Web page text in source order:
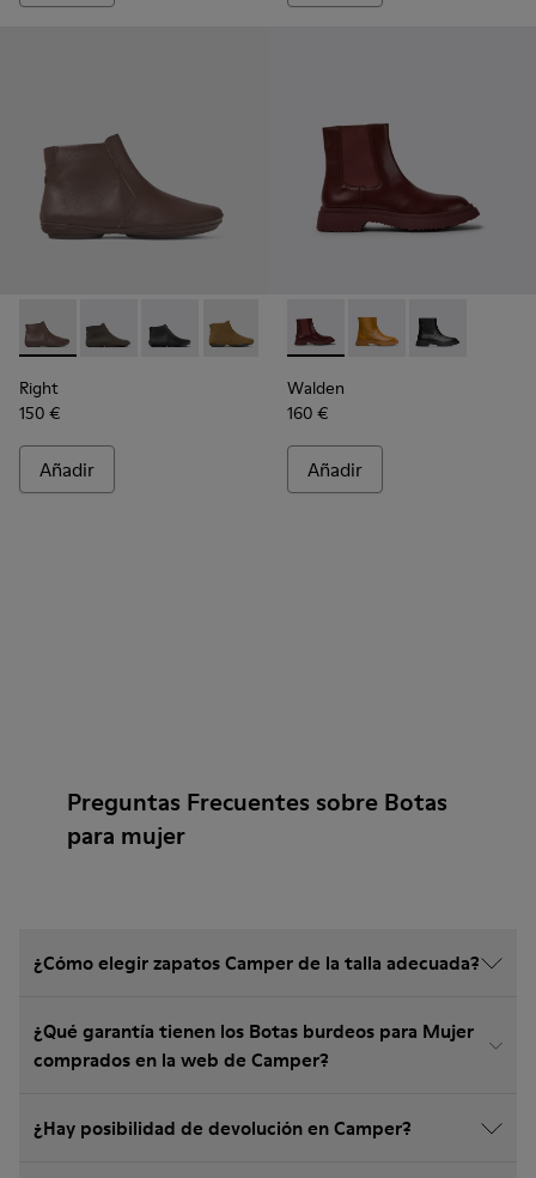
Right - K400313-014 - Botines marrones de piel para mujer
Right - K400313-019
Right - K400313-018
Right - K400313-013
Right - K400313-008
Right - K400313-002
Right
150 €
Añadir
Walden - K400531-005 -
Walden - K400531-
Walden -
Walden
160 €
Añadir
Preguntas Frecuentes sobre Botas
para mujer
¿Cómo elegir zapatos Camper de la talla adecuada?
¿Qué garantía tienen los Botas burdeos para Mujer
comprados en la web de Camper?
¿Hay posibilidad de devolución en Camper?